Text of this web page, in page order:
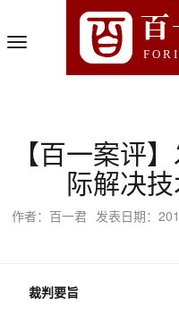
Toggle
Navigation
【百一案评
际解决
作者：百一君 发表日期：
裁判要旨